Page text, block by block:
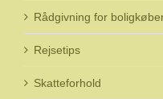
Rådgivning for
Rejsetips
Skatteforhold